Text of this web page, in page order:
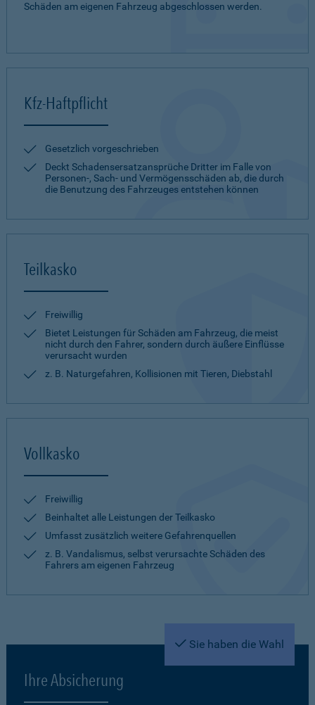
Schäden am eigenen Fahrzeug abgeschlossen werden.
Kfz-Haftpflicht
Gesetzlich vorgeschrieben
Deckt Schadensersatzansprüche Dritter im Falle von
Personen-, Sach- und Vermögensschäden ab, die durch
die Benutzung des Fahrzeuges entstehen können
Teilkasko
Freiwillig
Bietet Leistungen für Schäden am Fahrzeug, die meist
nicht durch den Fahrer, sondern durch äußere Einflüsse
verursacht wurden
z. B. Naturgefahren, Kollisionen mit Tieren, Diebstahl
Vollkasko
Freiwillig
Beinhaltet alle Leistungen der Teilkasko
Umfasst zusätzlich weitere Gefahrenquellen
z. B. Vandalismus, selbst verursachte Schäden des
Fahrers am eigenen Fahrzeug
Sie haben die Wahl
Ihre Absicherung